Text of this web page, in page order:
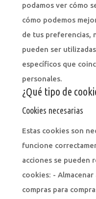
podamos ver cómo
cómo podemos
de tus preferencias,
pueden ser
específicos que
personales.
¿Qué tipo de
Cookies necesarias
Estas cookies son
funcione
acciones se pueden
cookies: -
compras para